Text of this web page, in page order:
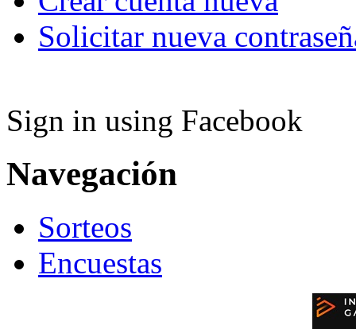
Solicitar nueva
Sign in using Facebook
Navegación
Sorteos
Encuestas